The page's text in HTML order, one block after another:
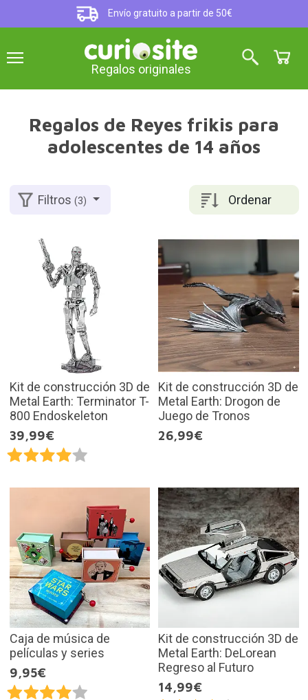
Envío gratuito a partir de 50€
Regalos originales
Regalos de Reyes frikis para
adolescentes de 14 años
Ordenar
Filtros(3)
Kit de construcción 3D de
Metal Earth: Terminator T-
800 Endoskeleton
39,99€
Kit de construcción 3D de
Metal Earth: Drogon de
Juego de Tronos
26,99€
Caja de música de
películas y series
9,95€
Kit de construcción 3D de
Metal Earth: DeLorean
Regreso al Futuro
14,99€